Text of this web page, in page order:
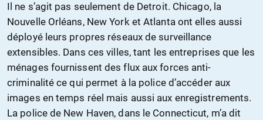
Il ne s’agit pas seulement de Detroit. Chicago, la
Nouvelle Orléans, New York et Atlanta ont elles aussi
déployé leurs propres réseaux de surveillance
extensibles. Dans ces villes, tant les entreprises que les
ménages fournissent des flux aux forces anti-
criminalité ce qui permet à la police d’accéder aux
images en temps réel mais aussi aux enregistrements.
La police de New Haven, dans le Connecticut, m’a dit